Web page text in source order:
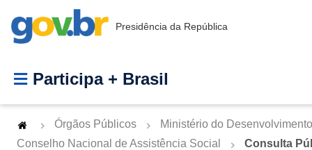
Presidência da República
Participa + Brasil
Órgãos Públicos
Ministério do
Conselho Nacional de Assistência Social
Consulta